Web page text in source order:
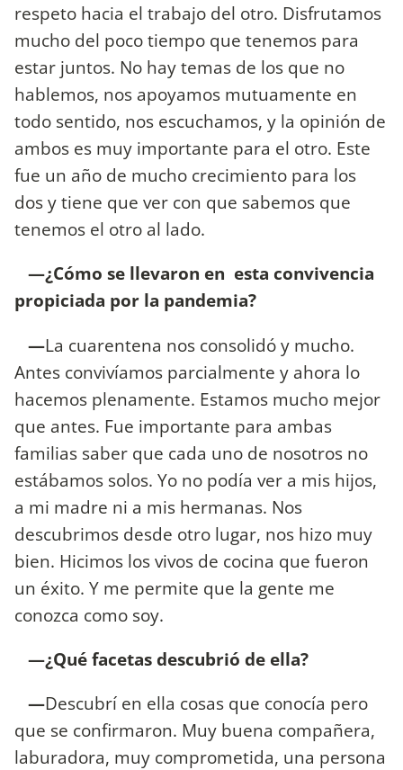
respeto hacia el trabajo del otro. Disfrutamos
mucho del poco tiempo que tenemos para
estar juntos. No hay temas de los que no
hablemos, nos apoyamos mutuamente en
todo sentido, nos escuchamos, y la opinión de
ambos es muy importante para el otro. Este
fue un año de mucho crecimiento para los
dos y tiene que ver con que sabemos que
tenemos el otro al lado.
—¿Cómo se llevaron en esta convivencia
propiciada por la pandemia?
—La cuarentena nos consolidó y mucho.
Antes convivíamos parcialmente y ahora lo
hacemos plenamente. Estamos mucho mejor
que antes. Fue importante para ambas
familias saber que cada uno de nosotros no
estábamos solos. Yo no podía ver a mis hijos,
a mi madre ni a mis hermanas. Nos
descubrimos desde otro lugar, nos hizo muy
bien. Hicimos los vivos de cocina que fueron
un éxito. Y me permite que la gente me
conozca como soy.
—¿Qué facetas descubrió de ella?
—Descubrí en ella cosas que conocía pero
que se confirmaron. Muy buena compañera,
laburadora, muy comprometida, una persona